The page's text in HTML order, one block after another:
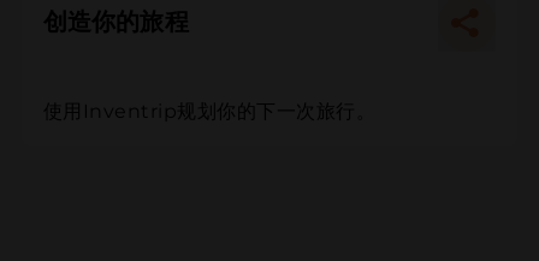
创造你的旅程
使用Inventrip规划你的下一次旅行。